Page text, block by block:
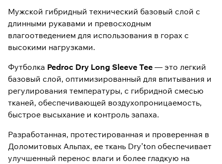
Мужской гибридный технический базовый слой с
длинными рукавами и превосходным
влагоотведением для использования в горах с
высокими нагрузками.
Футболка Pedroc Dry Long Sleeve Tee — это легкий
базовый слой, оптимизированный для впитывания и
регулирования температуры, с гибридной смесью
тканей, обеспечивающей воздухопроницаемость,
быстрое высыхание и контроль запаха.
Разработанная, протестированная и проверенная в
Доломитовых Альпах, ее ткань Dry’ton обеспечивает
улучшенный перенос влаги и более гладкую на